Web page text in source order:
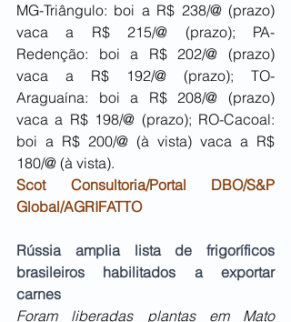
MG-Triângulo: boi a R$ 238/@ (prazo)
vaca a R$ 215/@ (prazo); PA-
Redenção: boi a R$ 202/@ (prazo)
vaca a R$ 192/@ (prazo); TO-
Araguaína: boi a R$ 208/@ (prazo)
vaca a R$ 198/@ (prazo); RO-Cacoal:
boi a R$ 200/@ (à vista) vaca a R$
180/@ (à vista).
Scot Consultoria/Portal DBO/S&P
Global/AGRIFATTO
Rússia amplia lista de frigoríficos
brasileiros habilitados a exportar
carnes
Foram liberadas plantas em Mato